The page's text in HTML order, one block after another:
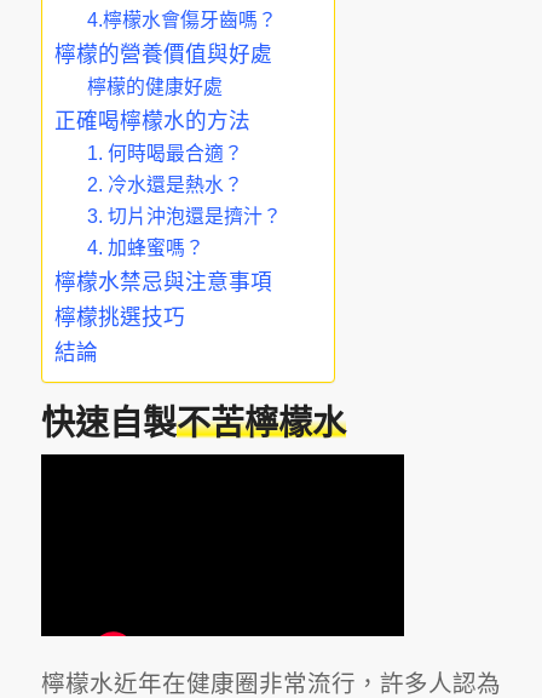
4.檸檬水會傷牙齒嗎？
檸檬的營養價值與好處
檸檬的健康好處
正確喝檸檬水的方法
1. 何時喝最合適？
2. 冷水還是熱水？
3. 切片沖泡還是擠汁？
4. 加蜂蜜嗎？
檸檬水禁忌與注意事項
檸檬挑選技巧
結論
快速自製不苦檸檬水
檸檬水近年在健康圈非常流行，許多人認為